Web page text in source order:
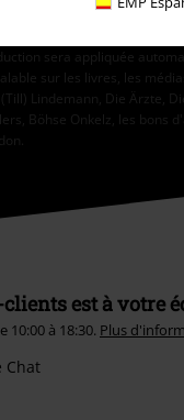
sera appliquée
sur les livres, les
Lindemann, Die Ärzte,
Böhse Onkelz, les bons
est à votre
10:00 à 18:30. Plus
Chat